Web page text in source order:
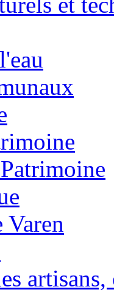
Varen